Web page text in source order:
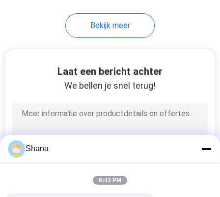
Bekijk meer
Laat een bericht achter
We bellen je snel terug!
Shana
6:43 PM